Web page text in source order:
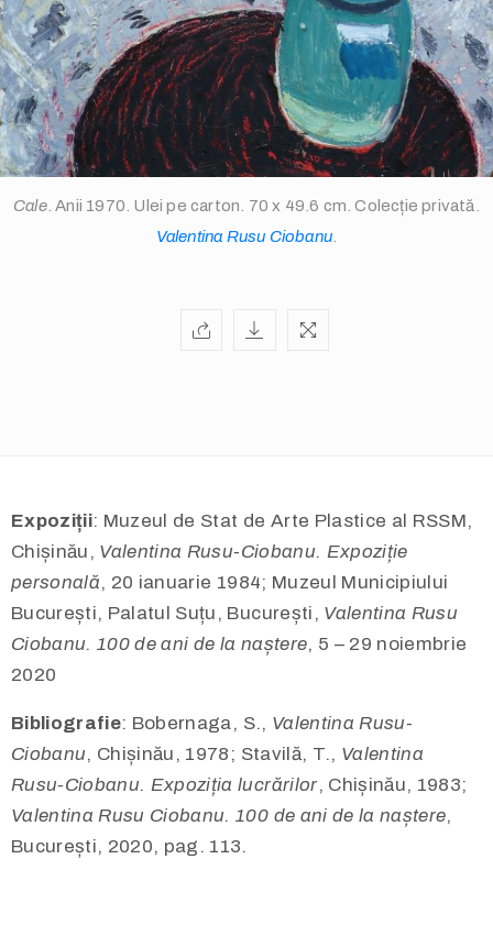
info@valentinarusuciobanu.com
/
Cale. Anii 1970. Ulei pe carton. 70 x 49.6 cm. Colecție privată.
Valentina Rusu Ciobanu.
Expoziții: Muzeul de Stat de Arte Plastice al RSSM,
Chișinău, Valentina Rusu-Ciobanu. Expoziție
personală, 20 ianuarie 1984; Muzeul Municipiului
București, Palatul Suțu, București, Valentina Rusu
Ciobanu. 100 de ani de la naștere, 5 – 29 noiembrie
2020
Bibliografie: Bobernaga, S., Valentina Rusu-
Ciobanu, Chișinău, 1978; Stavilă, T., Valentina
Rusu-Ciobanu. Expoziția lucrărilor, Chișinău, 1983;
Valentina Rusu Ciobanu. 100 de ani de la naștere,
București, 2020, pag. 113.